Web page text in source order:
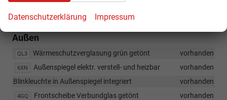
Außen
QL3 Wärmeschutzverglasung grün getönt vorhanden
6XN Außenspiegel elektr. verstell- und heizbar
vorhanden
Blinkleuchte in Außenspiegel integriert
vorhanden
4GQ Frontscheibe Verbundglas getönt vorhanden
Datenschutzerklärung Impressum